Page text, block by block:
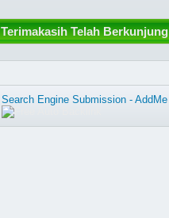
Terimakasih Telah Berkunjung
Search Engine Submission - AddMe